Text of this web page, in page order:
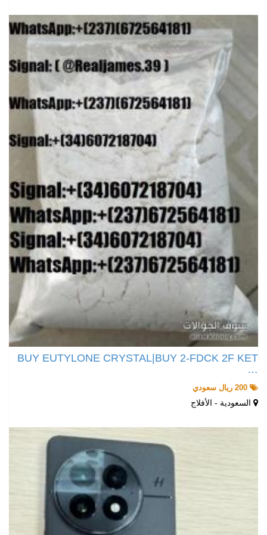
BUY EUTYLONE CRYSTAL|BUY 2-FDCK 2F KET
…
السعودية - الأفلاج